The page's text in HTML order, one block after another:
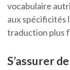
vocabulaire
aux spécificités
traduction plus
S’assurer